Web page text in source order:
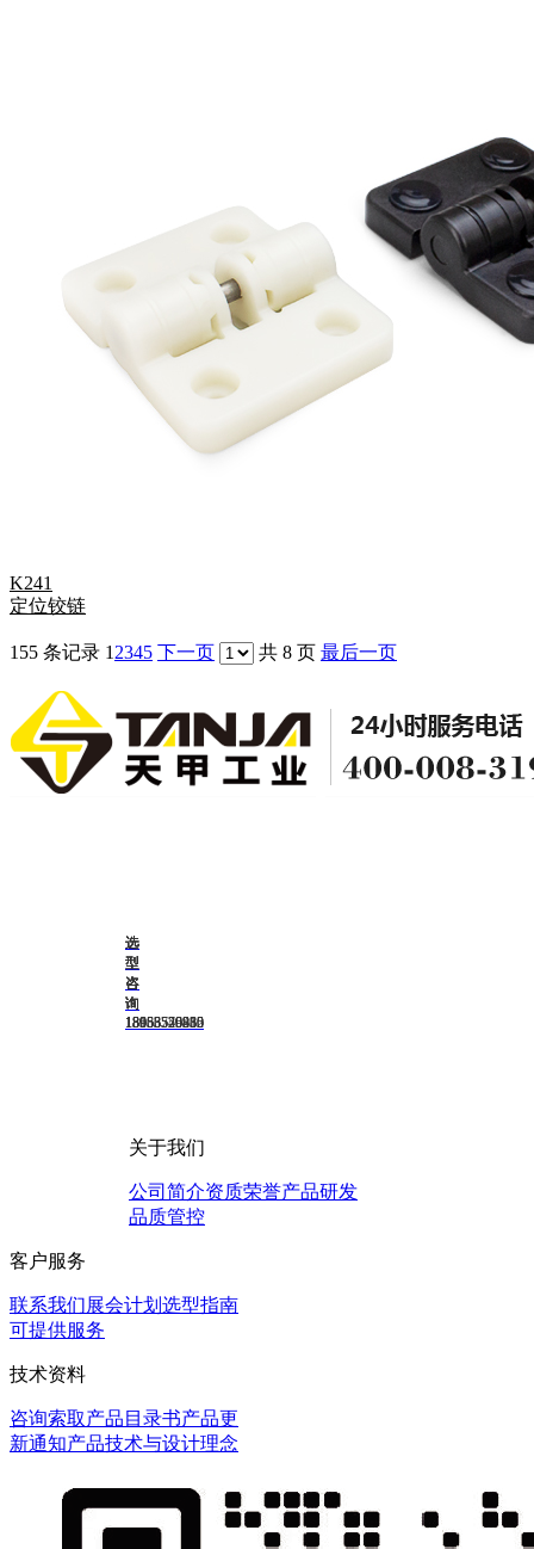
K241
定位铰链
155 条记录 1 2345 下一页 共 8 页 最后一页
选
型
咨
询
13188776980
选
型
咨
询
15666540212
选
型
咨
询
18053556435
选
型
咨
询
18953529830
选
型
咨
询
18953529865
关于我们
公司简介资质荣誉产品研发
品质管控
客户服务
联系我们展会计划 选型指南
可提供服务
技术资料
咨询索取产品目录书产品更
新通知产品技术与设计理念